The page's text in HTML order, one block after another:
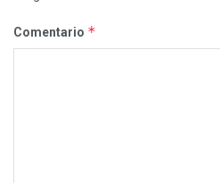
Comentario *